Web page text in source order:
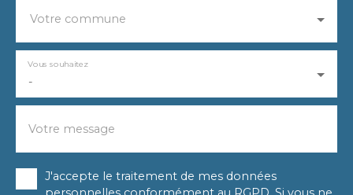
Votre commune
-
Vous souhaitez
Votre message
J'accepte le traitement de mes données